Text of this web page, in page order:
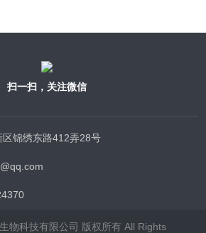
扫一扫，关注微信
区锦绣东路412弄28号
物科技有限公司 版权所有 All Rights